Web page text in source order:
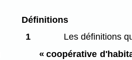
Définitions
1
Les définitions
« coopérative